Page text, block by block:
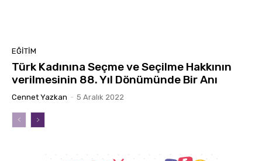
EĞITIM
Türk Kadınına Seçme ve Seçilme Hakkının
verilmesinin 88. Yıl Dönümünde Bir Anı
Cennet Yazkan - 5 Aralık 2022